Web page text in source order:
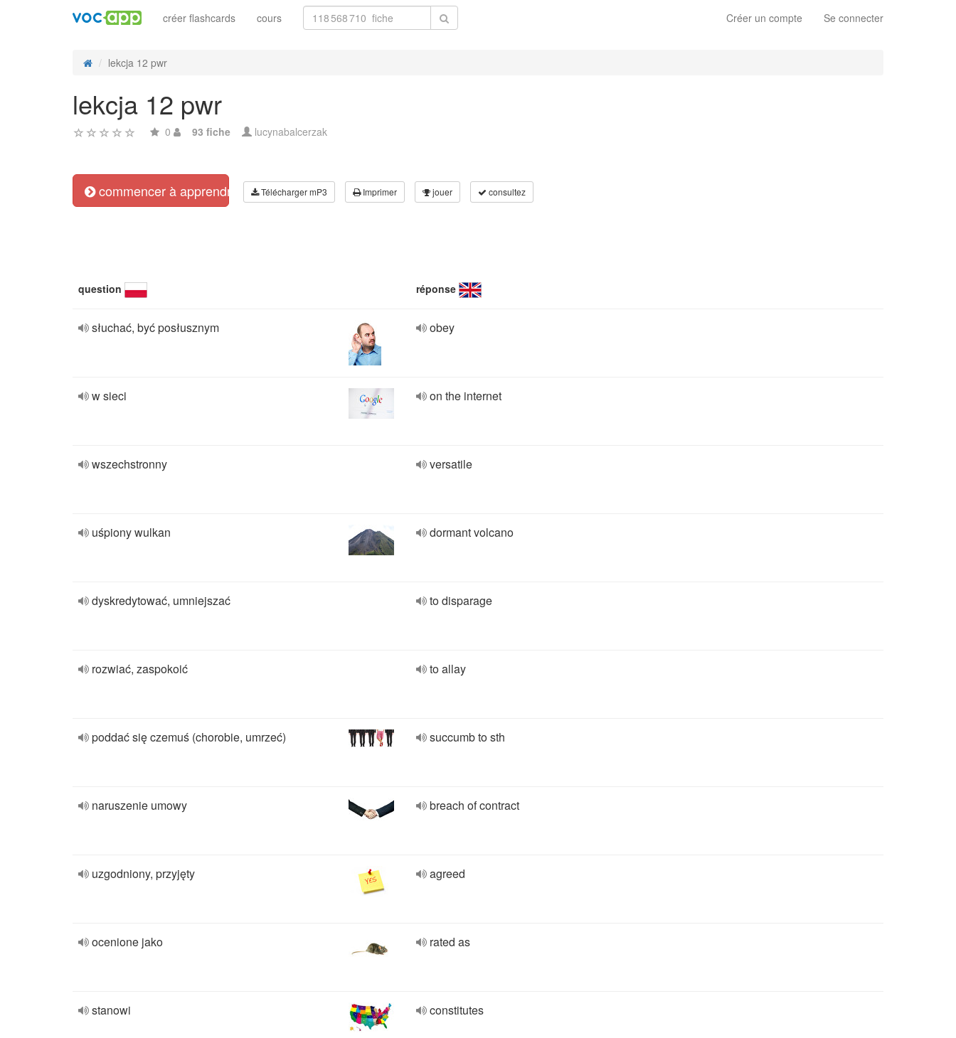
Créer un compte Se connecter
créer flashcards cours
lekcja 12 pwr
lekcja 12 pwr
0 93 fiche lucynabalcerzak
commencer à apprendre Télécharger mP3 Imprimer jouer consultez
question réponse
słuchać, być posłusznym obey
w sieci on the internet
wszechstronny versatile
uśpiony wulkan dormant volcano
dyskredytować, umniejszać to disparage
rozwiać, zaspokoić to allay
poddać się czemuś (chorobie, umrzeć) succumb to sth
naruszenie umowy breach of contract
uzgodniony, przyjęty agreed
ocenione jako rated as
stanowi constitutes